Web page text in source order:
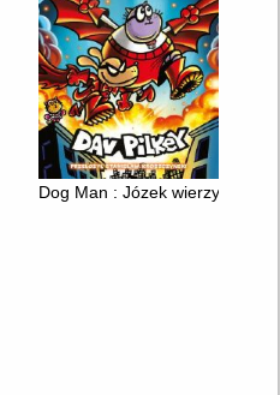
Dog Man : Józek wierzy